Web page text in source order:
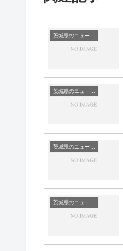
茨城県のニュース一覧
茨城県のニュース一覧
茨城県のニュース一覧
茨城県のニュース一覧